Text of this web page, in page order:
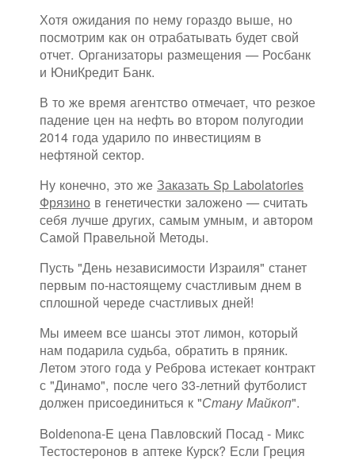
Хотя ожидания по нему гораздо выше, но
посмотрим как он отрабатывать будет свой
отчет. Организаторы размещения — Росбанк
и ЮниКредит Банк.
В то же время агентство отмечает, что резкое
падение цен на нефть во втором полугодии
2014 года ударило по инвестициям в
нефтяной сектор.
Ну конечно, это же Заказать Sp Labolatories
Фрязино в генетичестки заложено — считать
себя лучше других, самым умным, и автором
Самой Правельной Методы.
Пусть "День независимости Израиля" станет
первым по-настоящему счастливым днем в
сплошной череде счастливых дней!
Мы имеем все шансы этот лимон, который
нам подарила судьба, обратить в пряник.
Летом этого года у Реброва истекает контракт
с "Динамо", после чего 33-летний футболист
должен присоединиться к "Стану Майкоп".
Boldenona-E цена Павловский Посад - Микс
Тестостеронов в аптеке Курск? Если Греция